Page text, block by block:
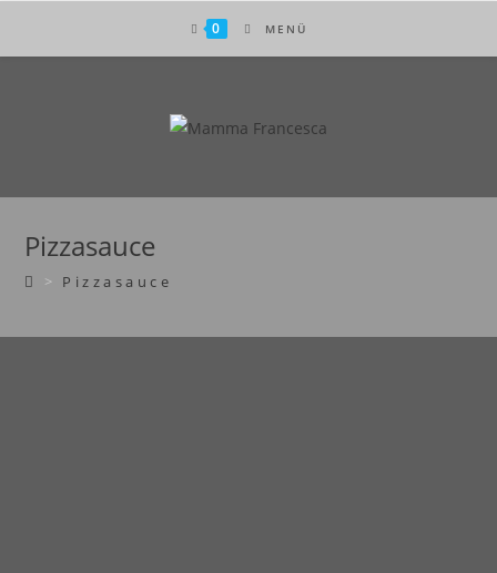
0 MENÜ
Pizzasauce
> Pizzasauce